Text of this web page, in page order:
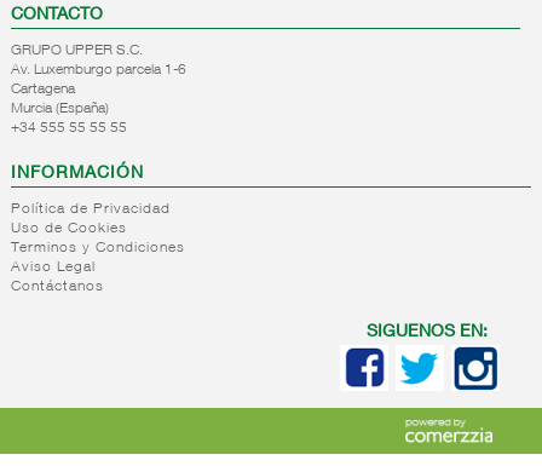
Baños
higienizantes
Otros
limpiadores
Accesorios
de
calzado
Detergente
vajilla
Detergente
lavavajillas
Accesorios
limpieza
Estropajos
Bayetas
de
cocina
Complementos
de
limpieza
Escobas y
fregonas
Escobas
Fregonas
papeles
+
Bolsas
Papeles
Accesorios
alimentacion
+
Accesorios
Otros
Accesorios
Insecticidas
electricos
CONTACTO
GRUPO UPPER S.C.
Av. Luxemburgo parcela 1-6
Cartagena
Murcia (España)
+34 555 55 55 55
INFORMACIÓN
Política de Privacidad
Uso de Cookies
Terminos y Condiciones
Aviso Legal
Contáctanos
SIGUENOS EN: